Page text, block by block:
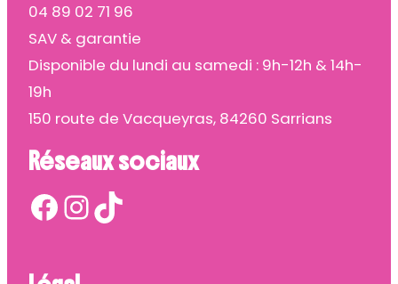
04 89 02 71 96
SAV & garantie
Disponible du lundi au samedi : 9h-12h & 14h-
19h
150 route de Vacqueyras, 84260 Sarrians
Réseaux sociaux
Facebook InstagramTikTok